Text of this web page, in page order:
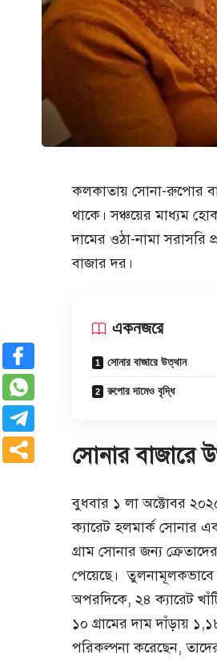
কলকাতায় সোনা-রুপোর
থাকে। সঞ্চয়ের মাধ্যম
দামের ওঠা-নামা
বাজার দর।
একনজরে
সোনার বাজারে উত্থান
রুপোর দামেও বৃদ্ধি
সোনার বাজারে
বুধবার ১ লা অক্টোবর
ক্যারেট হলমার্ক সোনার
গ্রাম সোনার জন্য
পেয়েছে। তুলনামূলকভাবে
অপরদিকে, ২৪ ক্যারেট
১০ গ্রামের দাম দাঁড়ায়
পরিকল্পনা করেছেন,